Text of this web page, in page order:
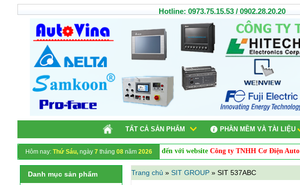
Hotline: 0973.75.15.53 / 0902.28.20.20
TẤT CẢ SẢN PHẨM PHẦN MỀM VÀ TÀI LIỆU
Hôm nay: Thứ Sáu, ngày 7tháng 08năm 2026
Chào mừng quý khách hàng đến với websiteCông ty TNHH Cơ Điện Auto Vina
Danh mục sản phẩm Trang chủ » SIT GROUP » SIT 537ABC